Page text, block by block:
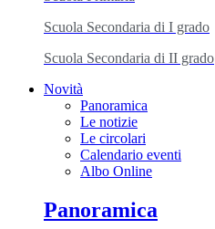
Scuola Secondaria di I grado
Scuola Secondaria di II grado
Novità
Panoramica
Le notizie
Le circolari
Calendario eventi
Albo Online
Panoramica